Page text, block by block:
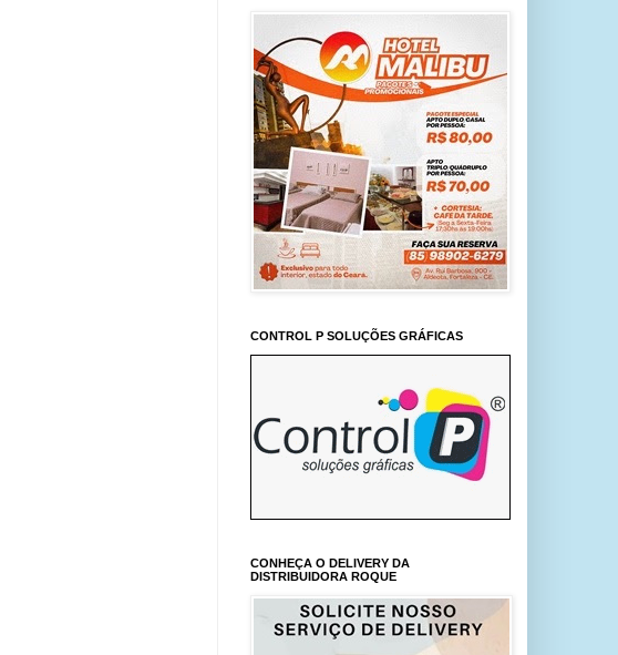
CONTROL P SOLUÇÕES GRÁFICAS
CONHEÇA O DELIVERY DA
DISTRIBUIDORA ROQUE